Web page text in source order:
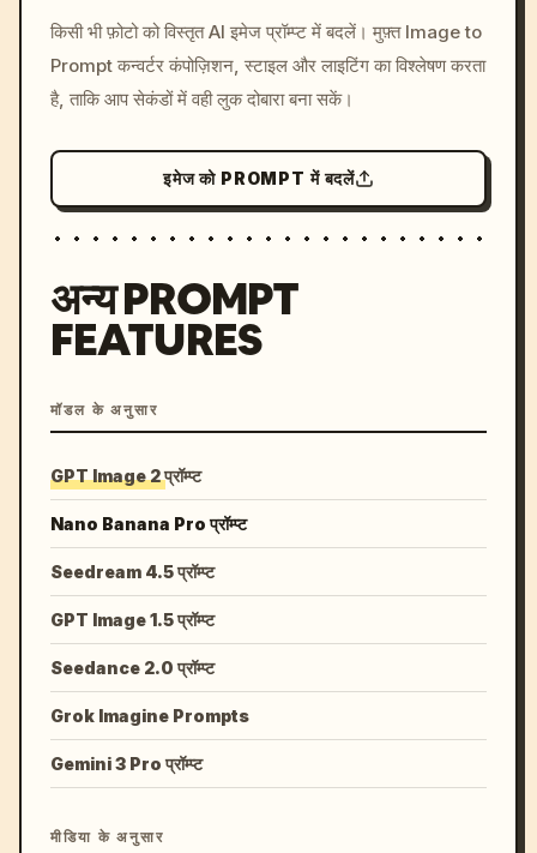
c, cyberpunk sunset, neon
colors, 8k --v 6.0
किसी भी फ़ोटो को विस्तृत AI इमेज प्रॉम्प्ट में बदलें। मुफ़्त Image to
Prompt कन्वर्टर कंपोज़िशन, स्टाइल और लाइटिंग का विश्लेषण करता
है, ताकि आप सेकंडों में वही लुक दोबारा बना सकें।
इमेज को PROMPT में बदलें
अन्य PROMPT
FEATURES
मॉडल के अनुसार
GPT Image 2 प्रॉम्प्ट
Nano Banana Pro प्रॉम्प्ट
Seedream 4.5 प्रॉम्प्ट
GPT Image 1.5 प्रॉम्प्ट
Seedance 2.0 प्रॉम्प्ट
Grok Imagine Prompts
Gemini 3 Pro प्रॉम्प्ट
मीडिया के अनुसार